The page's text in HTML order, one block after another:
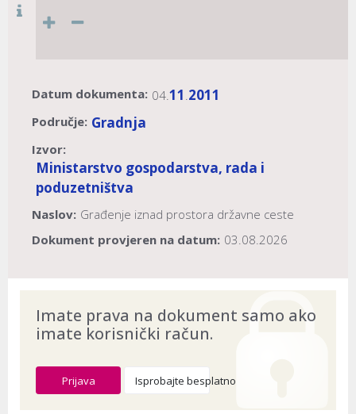
Datum dokumenta: 04.11 .2011
Područje: Gradnja
Izvor:
Ministarstvo gospodarstva, rada i
poduzetništva
Naslov: Građenje iznad prostora državne ceste
Dokument provjeren na datum: 03.08.2026
Imate prava na dokument samo ako
imate korisnički račun.
Prijava Isprobajte besplatno